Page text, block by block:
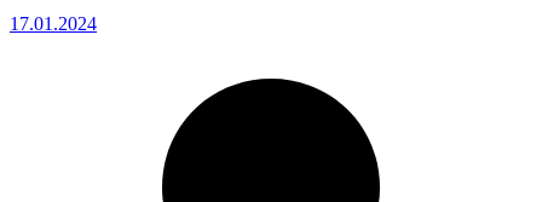
17.01.2024